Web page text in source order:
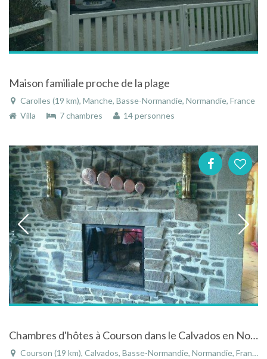
Maison familiale proche de la plage
Carolles (19 km), Manche, Basse-Normandie, Normandie, France
Villa
7 chambres 14 personnes
Chambres d'hôtes à Courson dans le Calvados en Normandie
Courson (19 km), Calvados, Basse-Normandie, Normandie, France